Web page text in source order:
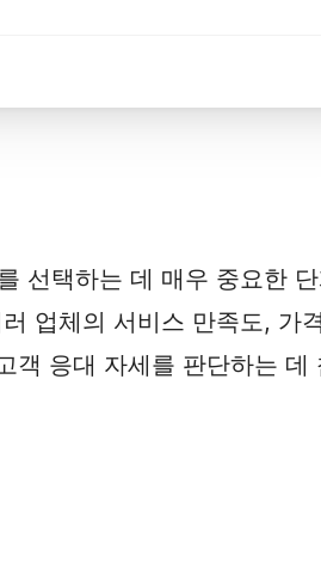
선택하는 데 매우 중요한
업체의 서비스 만족도,
응대 자세를 판단하는